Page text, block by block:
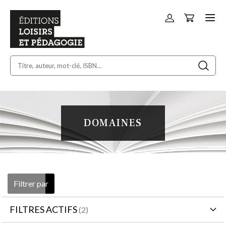
Allez
Panier
DOMAINES
Filtrer par
FILTRES ACTIFS